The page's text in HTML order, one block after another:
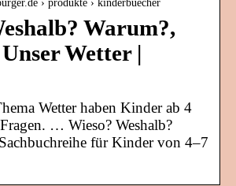
› produkte › kinderbuecher
Warum?,
Wetter |
Wetter haben Kinder ab 4
… Wieso? Weshalb?
für Kinder von 4–7